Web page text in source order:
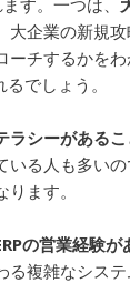
大企業の新規
ーチするかを
でしょう。
ラシーがあるこ
いる人も多い
ます。
の営業経験
る複雑なシス